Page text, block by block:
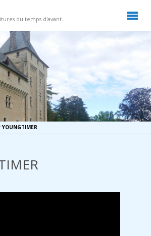
du temps d'avant..
YOUNGTIMER